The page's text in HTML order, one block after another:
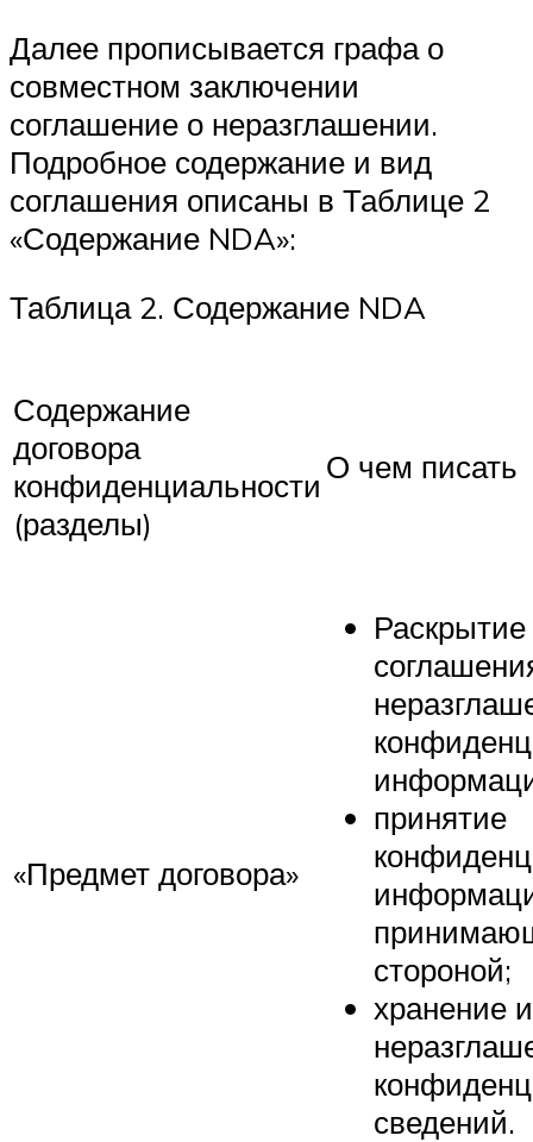
Далее прописывается графа о
совместном заключении
соглашение о неразглашении.
Подробное содержание и вид
соглашения описаны в Таблице 2
«Содержание NDA»:
Таблица 2. Содержание NDA
Содержание
договора
конфиденциальности
(разделы)
О чем писать
«Предмет договора»
Раскрытие
принятие
стороной;
хранение и
сведений.